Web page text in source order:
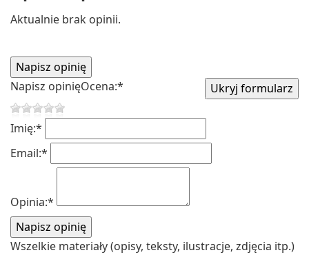
Aktualnie brak opinii.
Napisz opinięOcena:*
Imię:*
Email:*
Opinia:*
Wszelkie materiały (opisy, teksty, ilustracje, zdjęcia itp.)